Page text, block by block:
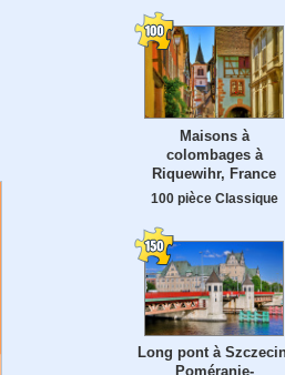
Maisons à
colombages à
Riquewihr, France
100 pièce Classique
Long pont à
Poméranie-